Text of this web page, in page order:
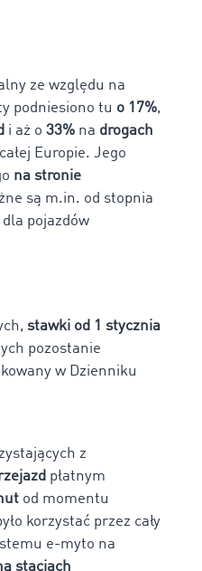
ze względu na
podniesiono tu o 17%,
i aż o 33% na drogach
Europie. Jego
na stronie
są m.in. od stopnia
dla pojazdów
stawki od 1 stycznia
pozostanie
w Dzienniku
z
płatnym
od momentu
korzystać przez cały
e-myto na
stacjach